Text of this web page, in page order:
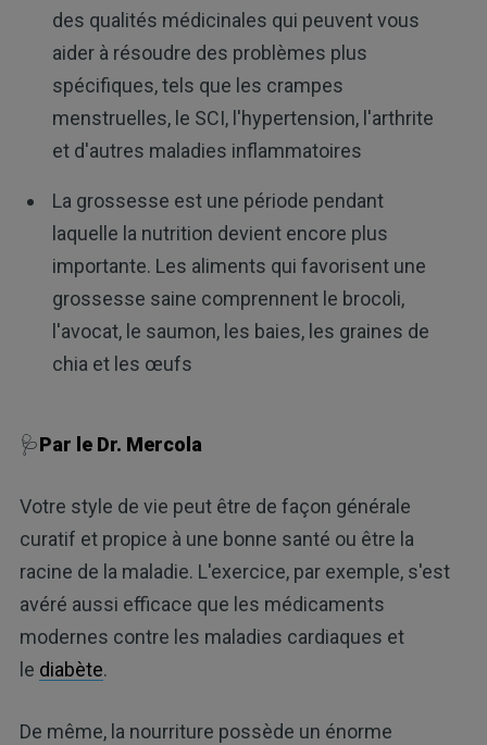
des qualités médicinales qui peuvent vous
aider à résoudre des problèmes plus
spécifiques, tels que les crampes
menstruelles, le SCI, l'hypertension, l'arthrite
et d'autres maladies inflammatoires
La grossesse est une période pendant
laquelle la nutrition devient encore plus
importante. Les aliments qui favorisent une
grossesse saine comprennent le brocoli,
l'avocat, le saumon, les baies, les graines de
chia et les œufs
🩺Par le Dr. Mercola
Votre style de vie peut être de façon générale
curatif et propice à une bonne santé ou être la
racine de la maladie. L'exercice, par exemple, s'est
avéré aussi efficace que les médicaments
modernes contre les maladies cardiaques et
le diabète.
De même, la nourriture possède un énorme